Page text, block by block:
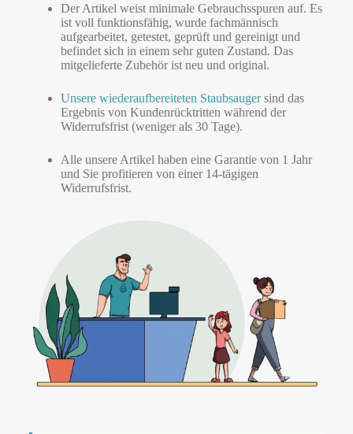
Der Artikel weist minimale Gebrauchsspuren auf. Es
ist voll funktionsfähig, wurde fachmännisch
aufgearbeitet, getestet, geprüft und gereinigt und
befindet sich in einem sehr guten Zustand. Das
mitgelieferte Zubehör ist neu und original.
Unsere wiederaufbereiteten Staubsaugersind das
Ergebnis von Kundenrücktritten während der
Widerrufsfrist (weniger als 30 Tage).
Alle unsere Artikel haben eine Garantie von 1 Jahr
und Sie profitieren von einer 14-tägigen
Widerrufsfrist.